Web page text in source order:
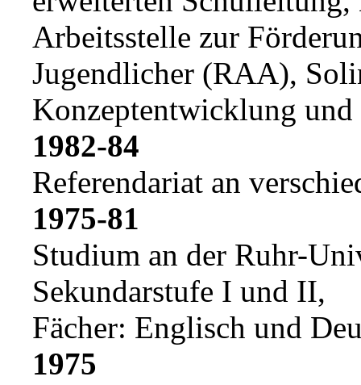
Arbeitsstelle zur
Jugendlicher (RAA),
Konzeptentwicklung und
1982-84
Referendariat an
1975-81
Studium an der Ruhr-
Sekundarstufe I und II,
Fächer: Englisch und
1975